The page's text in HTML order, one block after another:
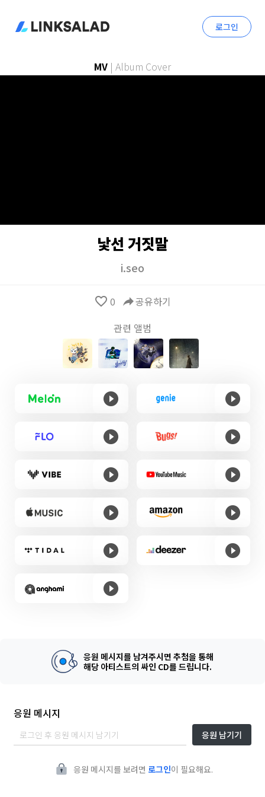
로그인
MV | Album Cover
낯선 거짓말
i.seo
favorite_border 0 reply공유하기
관련 앨범
응원 메시지를 남겨주시면 추첨을 통해
해당 아티스트의 싸인 CD를 드립니다.
응원 메시지
응원 남기기
응원 메시지를 보려면 로그인이 필요해요.